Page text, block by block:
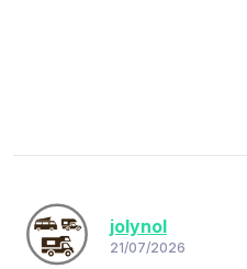
jolynol
21/07/2026